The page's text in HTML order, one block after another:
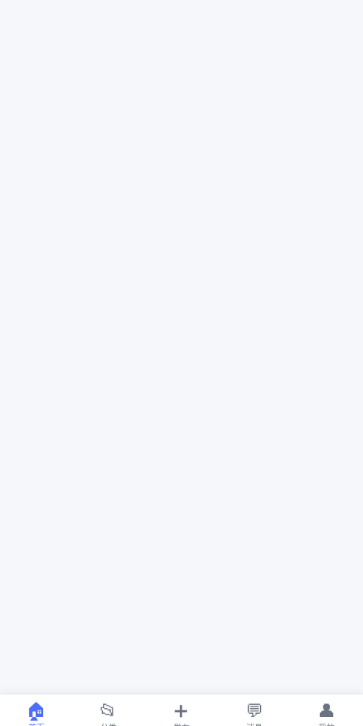
🏠 📂 ➕ 💬 👤